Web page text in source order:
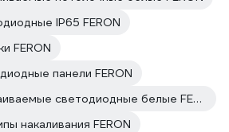
IP65 FERON
FERON
панели FERON
Светильники встраиваемые светодиодные белые FERON
накаливания FERON